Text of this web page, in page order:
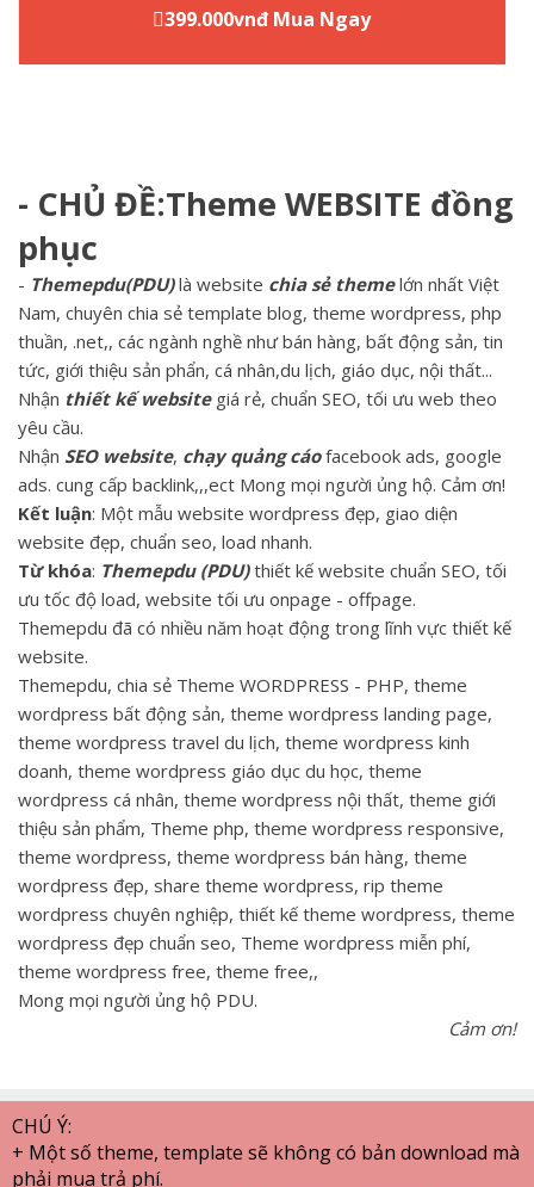
399.000vnđ Mua Ngay
- CHỦ ĐỀ:Theme WEBSITE đồng
phục
- Themepdu(PDU)là website chia sẻ themelớn nhất Việt
Nam, chuyên chia sẻ template blog, theme wordpress, php
thuần, .net,, các ngành nghề như bán hàng, bất động sản, tin
tức, giới thiệu sản phẩn, cá nhân,du lịch, giáo dục, nội thất...
Nhận thiết kế websitegiá rẻ, chuẩn SEO, tối ưu web theo
yêu cầu.
Nhận SEO website, chạy quảng cáofacebook ads, google
ads. cung cấp backlink,,,ect Mong mọi người ủng hộ. Cảm ơn!
Kết luận: Một mẫu website wordpress đẹp, giao diện
website đẹp, chuẩn seo, load nhanh.
Từ khóa: Themepdu (PDU)thiết kế website chuẩn SEO, tối
ưu tốc độ load, website tối ưu onpage - offpage.
Themepdu đã có nhiều năm hoạt động trong lĩnh vực thiết kế
website.
Themepdu, chia sẻ Theme WORDPRESS - PHP, theme
wordpress bất động sản, theme wordpress landing page,
theme wordpress travel du lịch, theme wordpress kinh
doanh, theme wordpress giáo dục du học, theme
wordpress cá nhân, theme wordpress nội thất, theme giới
thiệu sản phẩm, Theme php, theme wordpress responsive,
theme wordpress, theme wordpress bán hàng, theme
wordpress đẹp, share theme wordpress, rip theme
wordpress chuyên nghiệp, thiết kế theme wordpress, theme
wordpress đẹp chuẩn seo, Theme wordpress miễn phí,
theme wordpress free, theme free,,
Mong mọi người ủng hộ PDU.
Cảm ơn!
CHÚ Ý:
+ Một số theme, template sẽ không có bản download mà
phải mua trả phí.